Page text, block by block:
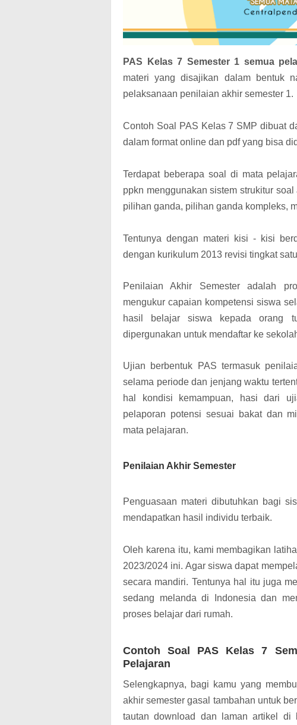
PAS Kelas 7 Semester 1 semua
materi yang disajikan dalam bentuk
pelaksanaan penilaian akhir semester 1.
Contoh Soal PAS Kelas 7 SMP dibuat
dalam format online dan pdf yang bisa
Terdapat beberapa soal di mata
ppkn menggunakan sistem strukitur
pilihan ganda, pilihan ganda kompleks,
Tentunya dengan materi kisi - kisi
dengan kurikulum 2013 revisi tingkat
Penilaian Akhir Semester adalah
mengukur capaian kompetensi siswa
hasil belajar siswa kepada orang
dipergunakan untuk mendaftar ke
Ujian berbentuk PAS termasuk
selama periode dan jenjang waktu
hal kondisi kemampuan, hasi dari
pelaporan potensi sesuai bakat dan
mata pelajaran.
Penilaian Akhir Semester
Penguasaan materi dibutuhkan bagi
mendapatkan hasil individu terbaik.
Oleh karena itu, kami membagikan
2023/2024 ini. Agar siswa dapat
secara mandiri. Tentunya hal itu juga
sedang melanda di Indonesia dan
proses belajar dari rumah.
Contoh Soal PAS Kelas 7
Pelajaran
Selengkapnya, bagi kamu yang
akhir semester gasal tambahan untuk
tautan download dan laman artikel